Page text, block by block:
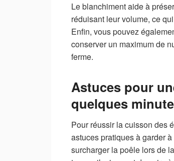
Le blanchiment aide à
réduisant leur volume, ce
Enfin, vous pouvez
conserver un maximum de
ferme.
Astuces pour
quelques
Pour réussir la cuisson des
astuces pratiques à garder
surcharger la poêle lors de